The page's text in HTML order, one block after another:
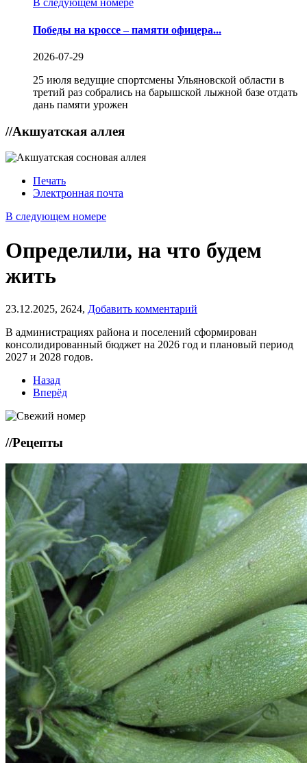
В следующем номере
Победы на кроссе – памяти офицера...
2026-07-29
25 июля ведущие спортсмены Ульяновской области в
третий раз собрались на барышской лыжной базе отдать
дань памяти урожен
//Акшуатская аллея
Печать
Электронная почта
В следующем номере
Определили, на что будем
жить
23.12.2025, 2624, Добавить комментарий
В администрациях района и поселений сформирован
консолидированный бюджет на 2026 год и плановый период
2027 и 2028 годов.
Назад
Вперёд
//Рецепты